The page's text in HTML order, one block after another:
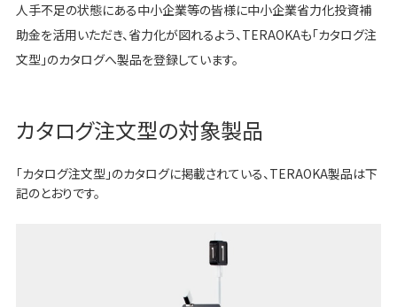
人手不足の状態にある中小企業等の皆様に中小企業省力化投資補
助金を活用いただき、省力化が図れるよう、TERAOKAも「カタログ注
文型」のカタログへ製品を登録しています。
カタログ注文型の対象製品
「カタログ注文型」のカタログに掲載されている、TERAOKA製品は下
記のとおりです。